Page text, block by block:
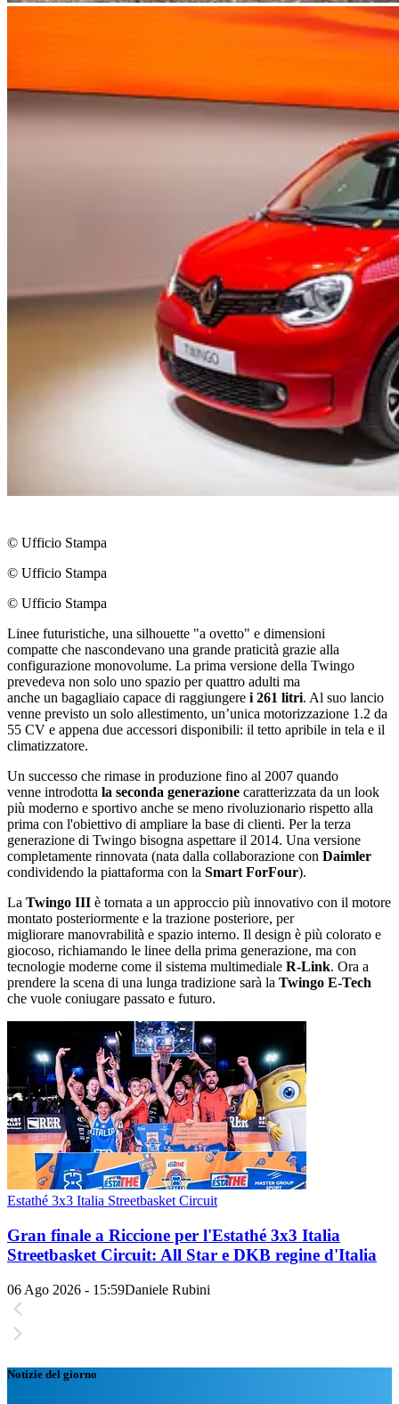
© Ufficio Stampa
© Ufficio Stampa
© Ufficio Stampa
Linee futuristiche, una silhouette "a ovetto" e dimensioni
compatte che nascondevano una grande praticità grazie alla
configurazione monovolume. La prima versione della Twingo
prevedeva non solo uno spazio per quattro adulti ma
anche un bagagliaio capace di raggiungere i 261 litri. Al suo lancio
venne previsto un solo allestimento, un’unica motorizzazione 1.2 da
55 CV e appena due accessori disponibili: il tetto apribile in tela e il
climatizzatore.
Un successo che rimase in produzione fino al 2007 quando
venne introdotta la seconda generazione caratterizzata da un look
più moderno e sportivo anche se meno rivoluzionario rispetto alla
prima con l'obiettivo di ampliare la base di clienti. Per la terza
generazione di Twingo bisogna aspettare il 2014. Una versione
completamente rinnovata (nata dalla collaborazione con Daimler
condividendo la piattaforma con la Smart ForFour).
La Twingo III è tornata a un approccio più innovativo con il motore
montato posteriormente e la trazione posteriore, per
migliorare manovrabilità e spazio interno. Il design è più colorato e
giocoso, richiamando le linee della prima generazione, ma con
tecnologie moderne come il sistema multimediale R-Link. Ora a
prendere la scena di una lunga tradizione sarà la Twingo E-Tech
che vuole coniugare passato e futuro.
Estathé 3x3 Italia Streetbasket Circuit
Gran finale a Riccione per l'Estathé 3x3 Italia
Streetbasket Circuit: All Star e DKB regine d'Italia
06 Ago 2026 - 15:59Daniele Rubini
Notizie del giorno